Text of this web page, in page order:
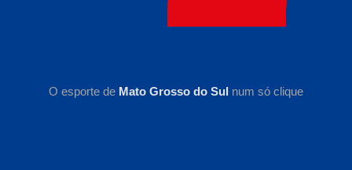
O esporte de Mato Grosso do Sul num só clique